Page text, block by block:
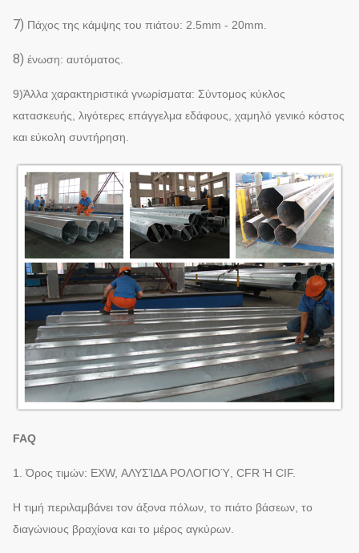
7) Πάχος της κάμψης του πιάτου: 2.5mm - 20mm.
8) ένωση: αυτόματος.
9)Άλλα χαρακτηριστικά γνωρίσματα: Σύντομος κύκλος
κατασκευής, λιγότερες επάγγελμα εδάφους, χαμηλό γενικό κόστος
και εύκολη συντήρηση.
FAQ
1. Όρος τιμών: EXW, ΑΛΥΣΊΔΑ ΡΟΛΟΓΙΟΎ, CFR Ή CIF.
Η τιμή περιλαμβάνει τον άξονα πόλων, το πιάτο βάσεων, το
διαγώνιους βραχίονα και το μέρος αγκύρων.